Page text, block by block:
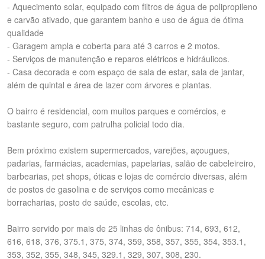
- Aquecimento solar, equipado com filtros de água de polipropileno
e carvão ativado, que garantem banho e uso de água de ótima
qualidade
- Garagem ampla e coberta para até 3 carros e 2 motos.
- Serviços de manutenção e reparos elétricos e hidráulicos.
- Casa decorada e com espaço de sala de estar, sala de jantar,
além de quintal e área de lazer com árvores e plantas.
O bairro é residencial, com muitos parques e comércios, e
bastante seguro, com patrulha policial todo dia.
Bem próximo existem supermercados, varejões, açougues,
padarias, farmácias, academias, papelarias, salão de cabeleireiro,
barbearias, pet shops, óticas e lojas de comércio diversas, além
de postos de gasolina e de serviços como mecânicas e
borracharias, posto de saúde, escolas, etc.
Bairro servido por mais de 25 linhas de ônibus: 714, 693, 612,
616, 618, 376, 375.1, 375, 374, 359, 358, 357, 355, 354, 353.1,
353, 352, 355, 348, 345, 329.1, 329, 307, 308, 230.